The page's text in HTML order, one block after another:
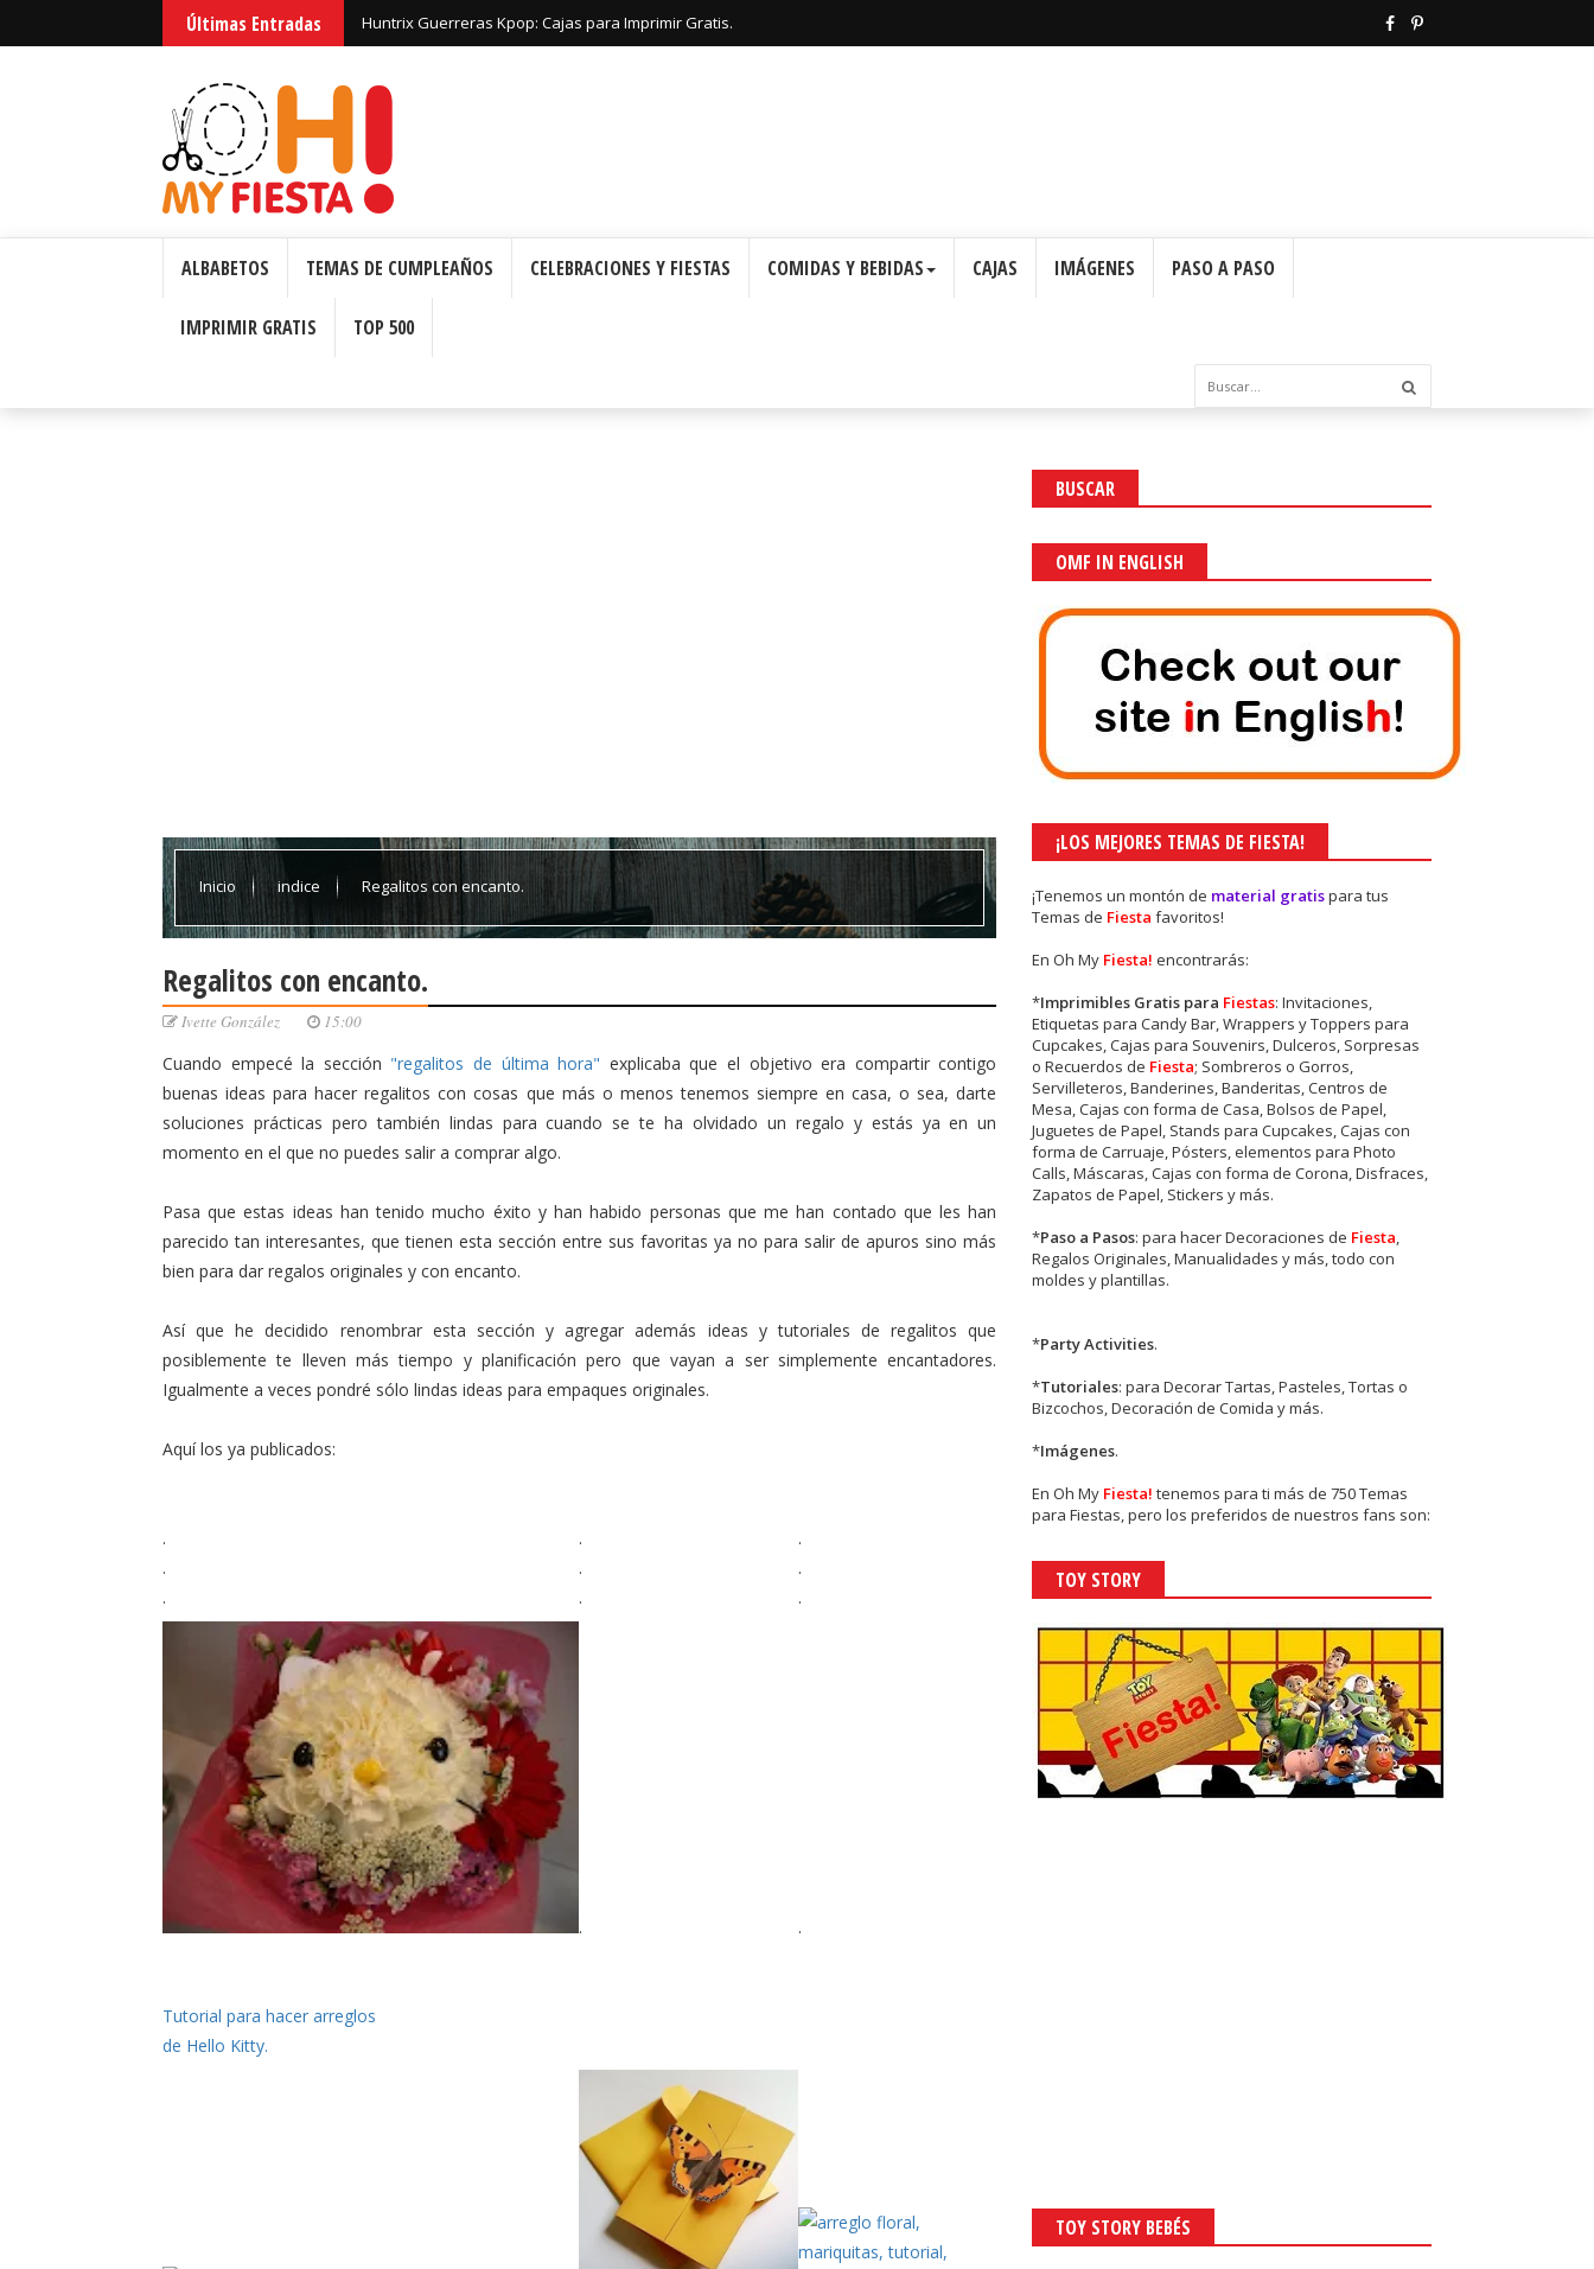
Últimas Entradas Huntrix Guerreras Kpop: Cajas para Imprimir Gratis.
ALBABETOS TEMAS DE CUMPLEAÑOS CELEBRACIONES Y FIESTAS COMIDAS Y BEBIDAS CAJAS IMÁGENES PASO A PASO
IMPRIMIR GRATIS TOP 500
Inicio indice Regalitos con encanto.
Regalitos con encanto.
Ivette González 15:00
Cuando empecé la sección "regalitos de última hora" explicaba que el objetivo era compartir contigo
buenas ideas para hacer regalitos con cosas que más o menos tenemos siempre en casa, o sea, darte
soluciones prácticas pero también lindas para cuando se te ha olvidado un regalo y estás ya en un
momento en el que no puedes salir a comprar algo.
Pasa que estas ideas han tenido mucho éxito y han habido personas que me han contado que les han
parecido tan interesantes, que tienen esta sección entre sus favoritas ya no para salir de apuros sino más
bien para dar regalos originales y con encanto.
Así que he decidido renombrar esta sección y agregar además ideas y tutoriales de regalitos que
posiblemente te lleven más tiempo y planificación pero que vayan a ser simplemente encantadores.
Igualmente a veces pondré sólo lindas ideas para empaques originales.
Aquí los ya publicados:
. .
.
.
.
.
.
. .
Tutorial para hacer arreglos
de Hello Kitty.
. .
BUSCAR
OMF IN ENGLISH
¡LOS MEJORES TEMAS DE FIESTA!
¡Tenemos un montón de material gratispara tus
Temas de Fiestafavoritos!
En Oh My Fiesta!encontrarás:
*Imprimibles Gratis para Fiestas: Invitaciones,
Etiquetas para Candy Bar, Wrappers y Toppers para
Cupcakes, Cajas para Souvenirs, Dulceros, Sorpresas
o Recuerdos de Fiesta; Sombreros o Gorros,
Servilleteros, Banderines, Banderitas, Centros de
Mesa, Cajas con forma de Casa, Bolsos de Papel,
Juguetes de Papel, Stands para Cupcakes, Cajas con
forma de Carruaje, Pósters, elementos para Photo
Calls, Máscaras, Cajas con forma de Corona, Disfraces,
Zapatos de Papel, Stickers y más.
*Paso a Pasos: para hacer Decoraciones de Fiesta,
Regalos Originales, Manualidades y más, todo con
moldes y plantillas.
*Party Activities.
*Tutoriales: para Decorar Tartas, Pasteles, Tortas o
Bizcochos, Decoración de Comida y más.
*Imágenes.
EnOh My Fiesta! tenemos para ti más de 750 Temas
para Fiestas, pero los preferidos de nuestros fans son:
TOY STORY
TOY STORY BEBÉS